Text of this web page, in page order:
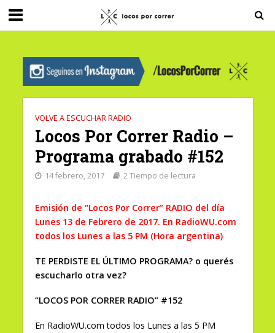
G-0X2PD3RFLV
VOLVE A ESCUCHAR RADIO
Locos Por Correr Radio –
Programa grabado #152
14 febrero, 2017 2 Tiempo de lectura
Emisión de “Locos Por Correr” RADIO del día
Lunes 13 de Febrero de 2017. En RadioWU.com
todos los Lunes a las 5 PM (Hora argentina)
TE PERDISTE EL ÚLTIMO PROGRAMA? o querés
escucharlo otra vez?
“LOCOS POR CORRER RADIO” #152
En RadioWU.com todos los Lunes a las 5 PM